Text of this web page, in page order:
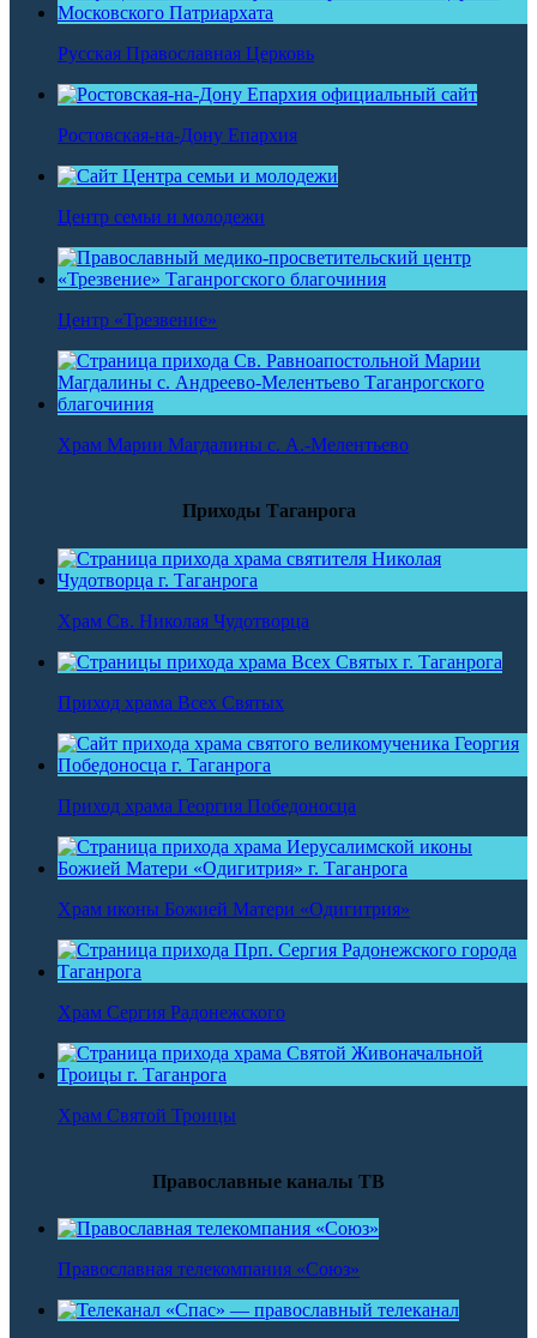
Русская Православная Церковь
Ростовская-на-Дону Епархия
Центр семьи и молодежи
Центр «Трезвение»
Храм Марии Магдалины с. А.-Мелентьево
Приходы Таганрога
Храм Св. Николая Чудотворца
Приход храма Всех Святых
Приход храма Георгия Победоносца
Храм иконы Божией Матери «Одигитрия»
Храм Сергия Радонежского
Храм Святой Троицы
Православные каналы ТВ
Православная телекомпания «Союз»